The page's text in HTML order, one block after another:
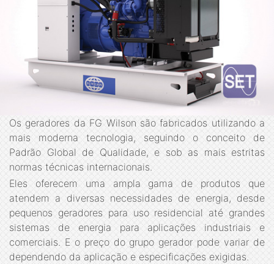
Os geradores da FG Wilson são fabricados utilizando a
mais moderna tecnologia, seguindo o conceito de
Padrão Global de Qualidade, e sob as mais estritas
normas técnicas internacionais.
Eles oferecem uma ampla gama de produtos que
atendem a diversas necessidades de energia, desde
pequenos geradores para uso residencial até grandes
sistemas de energia para aplicações industriais e
comerciais. E o preço do grupo gerador pode variar de
dependendo da aplicação e especificações exigidas.